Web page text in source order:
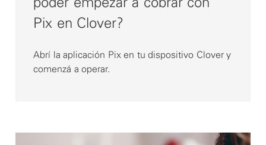
Pix en Clover?
Abrí la aplicación Pix en tu dispositivo Clover y
comenzá a operar.